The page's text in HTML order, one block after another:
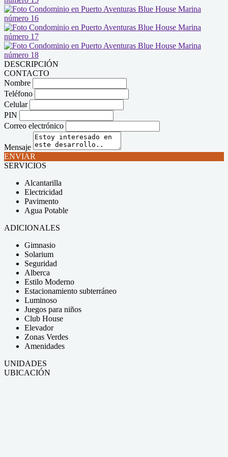
DESCRIPCIÓN
CONTACTO
Nombre
Teléfono
Celular
PIN
Correo electrónico
Mensaje
ENVIAR
SERVICIOS
Alcantarilla
Electricidad
Pavimento
Agua Potable
ADICIONALES
Gimnasio
Solarium
Seguridad
Alberca
Estilo Moderno
Estacionamiento subterráneo
Luminoso
Juegos para niños
Club House
Elevador
Zonas Verdes
Amenidades
UNIDADES
UBICACIÓN